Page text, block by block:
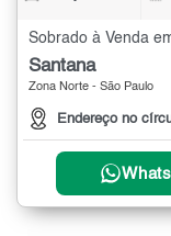
Sobrado à Venda
Santana
Zona Norte - São Paulo
Endereço no